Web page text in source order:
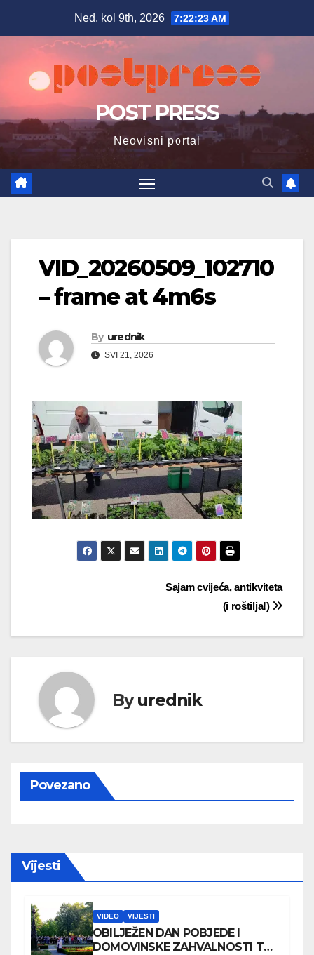
Ned. kol 9th, 2026 7:22:24 AM
POST PRESS
Neovisni portal
VID_20260509_102710
– frame at 4m6s
By urednik
SVI 21, 2026
Sajam cvijeća, antikviteta
(i roštilja!)
Byurednik
Povezano
Vijesti
VIDEO VIJESTI
OBILJEŽEN DAN POBJEDE I
DOMOVINSKE ZAHVALNOSTI TE